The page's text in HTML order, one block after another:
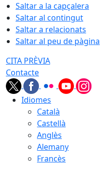
Saltar a la capçalera
Saltar al contingut
Saltar a relacionats
Saltar al peu de pàgina
CITA PRÈVIA
Contacte
Idiomes
Català
Castellà
Anglès
Alemany
Francès